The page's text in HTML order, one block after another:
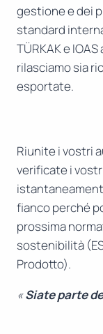
gestione e dei
standard
TÜRKAK e
rilasciamo sia
esportate.
Riunite i vostri
verificate i
fianco perché
prossima
sostenibilità
Prodotto).
«Siate parte